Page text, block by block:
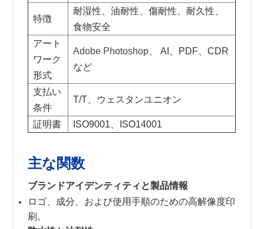
特徴
耐湿性、油耐性、傷耐性、耐久性、
食物安全
アート
ワーク
形式
Adobe Photoshop、AI、PDF、CDR
など
支払い
条件
T/T、ウェスタンユニオン
証明書 ISO9001、ISO14001
主な関数
ブランドアイデンティティと製品情報
ロゴ、成分、および使用手順のための高解像度印
刷。